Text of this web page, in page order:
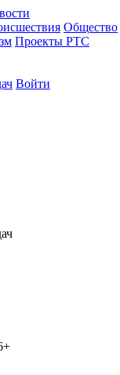
Общество
Проекты РТС
Войти